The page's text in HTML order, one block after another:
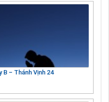
B – Thánh Vịnh 24